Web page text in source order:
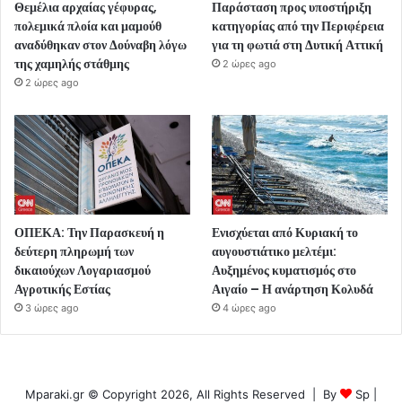
Θεμέλια αρχαίας γέφυρας,
πολεμικά πλοία και μαμούθ
αναδύθηκαν στον Δούναβη λόγω
της χαμηλής στάθμης
2 ώρες ago
Παράσταση προς υποστήριξη
κατηγορίας από την Περιφέρεια
για τη φωτιά στη Δυτική Αττική
2 ώρες ago
ΟΠΕΚΑ: Την Παρασκευή η
δεύτερη πληρωμή των
δικαιούχων Λογαριασμού
Αγροτικής Εστίας
3 ώρες ago
Ενισχύεται από Κυριακή το
αυγουστιάτικο μελτέμι:
Αυξημένος κυματισμός στο
Αιγαίο – Η ανάρτηση Κολυδά
4 ώρες ago
Mparaki.gr © Copyright 2026, All Rights Reserved | By Sp